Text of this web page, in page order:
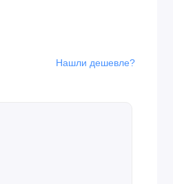
Нашли дешевле?